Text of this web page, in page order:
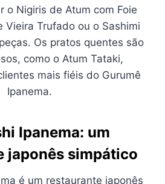
o Nigiris de Atum com Foie
Vieira Trufado ou o Sashimi
Os pratos quentes são
como o Atum Tataki,
mais fiéis do Gurumê
Ipanema.
Ipanema: um
japonês simpático
é um restaurante japonês